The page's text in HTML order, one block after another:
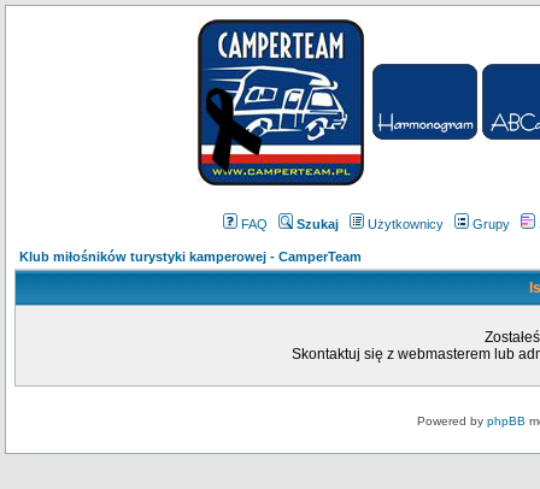
FAQ Szukaj Użytkownicy Grupy
Klub miłośników turystyki kamperowej - CamperTeam
Skontaktuj się z webmasterem lub
Powered by phpBB